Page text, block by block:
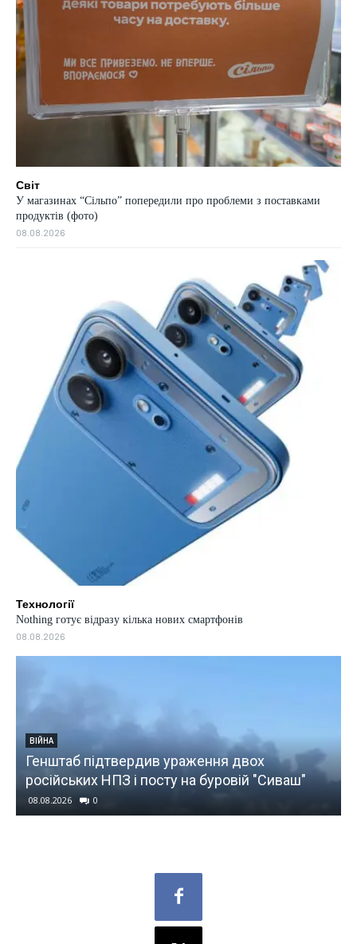
Світ
У магазинах “Сільпо” попередили про проблеми з поставками
продуктів (фото)
08.08.2026
Технології
Nothing готує відразу кілька нових смартфонів
08.08.2026
двох
на буровій "Сиваш"
Росія за 5 днів 41 раз
пошкоджено 11
08.08.2026